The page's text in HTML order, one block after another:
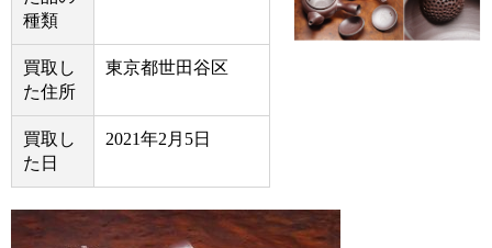
種類
買取し
た住所
東京都世田谷区
買取し
た日
2021年2月5日